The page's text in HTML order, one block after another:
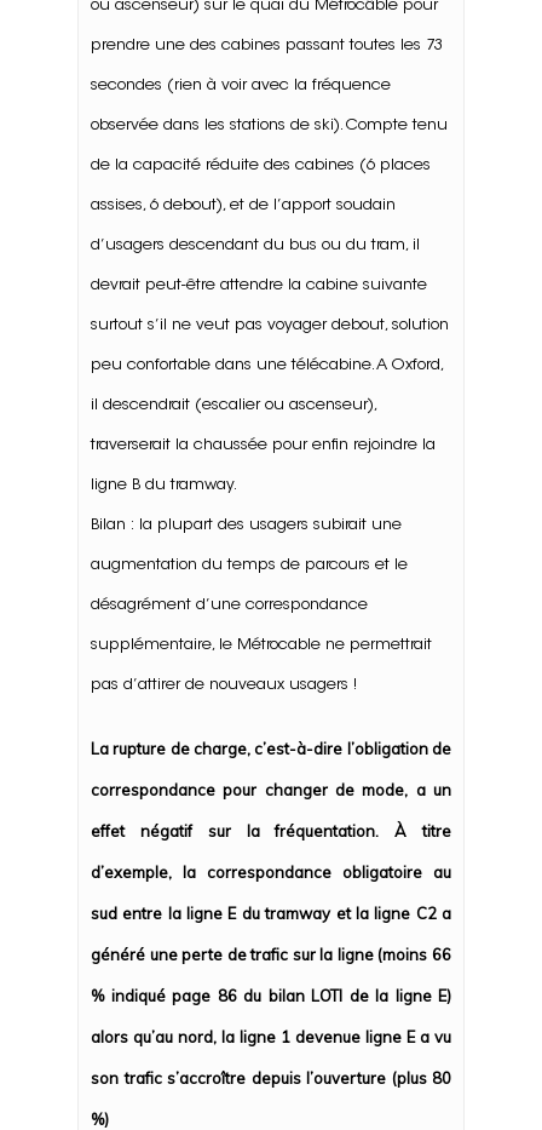
ou ascenseur) sur le quai du Métrocâble pour
prendre une des cabines passant toutes les 73
secondes (rien à voir avec la fréquence
observée dans les stations de ski). Compte tenu
de la capacité réduite des cabines (6 places
assises, 6 debout), et de l’apport soudain
d’usagers descendant du bus ou du tram, il
devrait peut-être attendre la cabine suivante
surtout s’il ne veut pas voyager debout, solution
peu confortable dans une télécabine. A Oxford,
il descendrait (escalier ou ascenseur),
traverserait la chaussée pour enfin rejoindre la
ligne B du tramway.
Bilan : la plupart des usagers subirait une
augmentation du temps de parcours et le
désagrément d’une correspondance
supplémentaire, le Métrocable ne permettrait
pas d’attirer de nouveaux usagers !
La rupture de charge, c’est-à-dire l’obligation de
correspondance pour changer de mode, a un
effet négatif sur la fréquentation. À titre
d’exemple, la correspondance obligatoire au
sud entre la ligne E du tramway et la ligne C2 a
généré une perte de trafic sur la ligne (moins 66
% indiqué page 86 du bilan LOTI de la ligne E)
alors qu’au nord, la ligne 1 devenue ligne E a vu
son trafic s’accroître depuis l’ouverture (plus 80
%)